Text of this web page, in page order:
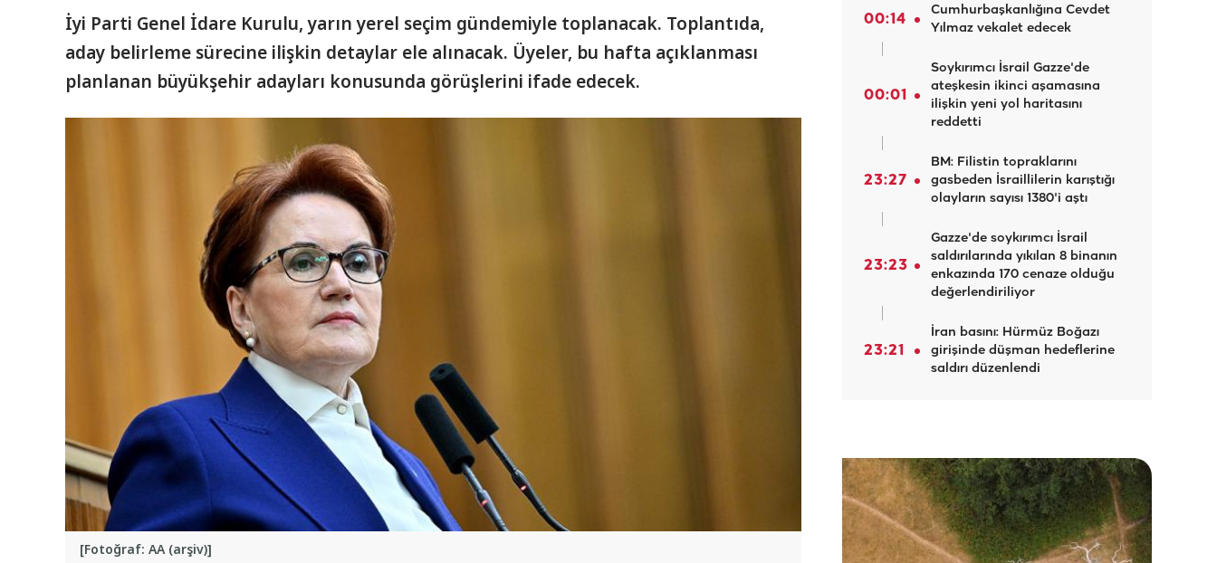
İyi Parti Genel İdare Kurulu, yarın yerel seçim gündemiyle toplanacak. Toplantıda,
aday belirleme sürecine ilişkin detaylar ele alınacak. Üyeler, bu hafta açıklanması
planlanan büyükşehir adayları konusunda görüşlerini ifade edecek.
[Fotoğraf: AA (arşiv)]
00:14
Cumhurbaşkanlığına Cevdet
Yılmaz vekalet edecek
00:01
Soykırımcı İsrail Gazze'de
ateşkesin ikinci aşamasına
ilişkin yeni yol haritasını
reddetti
23:27
BM: Filistin topraklarını
gasbeden İsraillilerin karıştığı
olayların sayısı 1380'i aştı
23:23
Gazze'de soykırımcı İsrail
saldırılarında yıkılan 8 binanın
enkazında 170 cenaze olduğu
değerlendiriliyor
23:21
İran basını: Hürmüz Boğazı
girişinde düşman hedeflerine
saldırı düzenlendi